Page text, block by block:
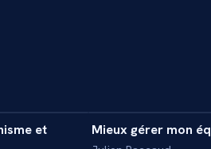
et
INTERVIEW
Mieux gérer mon